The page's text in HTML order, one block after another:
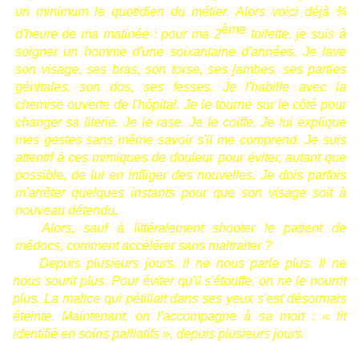
un minimum le quotidien du métier. Alors voici déjà ¾
d'heure de ma matinée : pour ma 2ème toilette, je suis à
soigner un homme d'une soixantaine d'années. Je lave
son visage, ses bras, son torse, ses jambes, ses parties
génitales, son dos, ses fesses. Je l'habille avec la
chemise ouverte de l'hôpital. Je le tourne sur le côté pour
changer sa literie. Je le rase. Je le coiffe. Je lui explique
mes gestes sans même savoir s'il me comprend. Je suis
attentif à ces mimiques de douleur pour éviter, autant que
possible, de lui en infliger des nouvelles. Je dois parfois
m'arrêter quelques instants pour que son visage soit à
nouveau détendu.
Alors, sauf à littéralement shooter le patient de
médocs, comment accélérer sans maltraiter ?
Depuis plusieurs jours, il ne nous parle plus. Il ne
nous sourit plus. Pour éviter qu'il s'étouffe, on ne le nourrit
plus. La malice qui pétillait dans ses yeux s'est désormais
éteinte. Maintenant, on l'accompagne à sa mort : « lit
identifié en soins palliatifs », depuis plusieurs jours.